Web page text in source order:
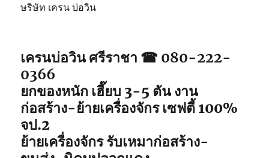
ษริษัท เครน บ่อวิน
เครนบ่อวิน ศรีราชา ☎ 080-222-
0366
ยกของหนัก เฮี๊ยบ 3-5 ตัน งาน
ก่อสร้าง-ย้ายเครื่องจักร เซฟตี้ 100%
จป.2
ย้ายเครื่องจักร รับเหมาก่อสร้าง-